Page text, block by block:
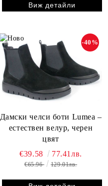
Виж детайли
Дамски челси боти Lumea –
естествен велур, черен
цвят
-40%
€39.58 77.41лв.
€65.96 129.01лв.